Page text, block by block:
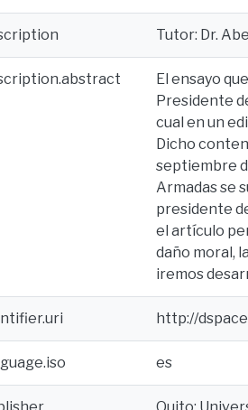
Tutor: Dr.
El ensayo
Presidente
cual en un
Dicho
septiembre
Armadas se
presidente
el artículo
daño moral,
iremos
http://
es